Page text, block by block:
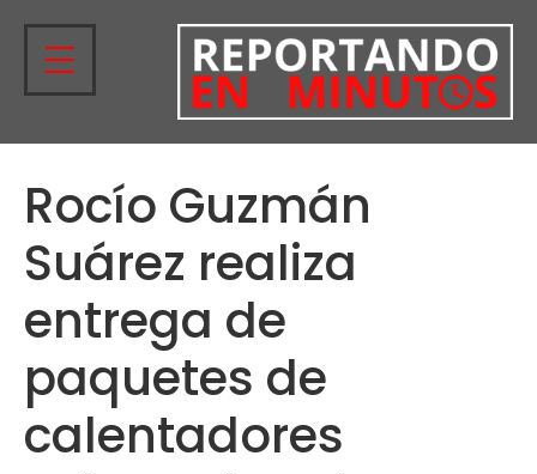
Rocío Guzmán
Suárez realiza
entrega de
paquetes de
calentadores